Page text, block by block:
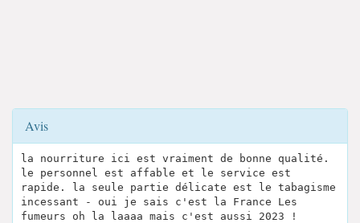
Avis
la nourriture ici est vraiment de bonne qualité.
le personnel est affable et le service est
rapide. la seule partie délicate est le tabagisme
incessant - oui je sais c'est la France Les
fumeurs oh la laaaa mais c'est aussi 2023 !